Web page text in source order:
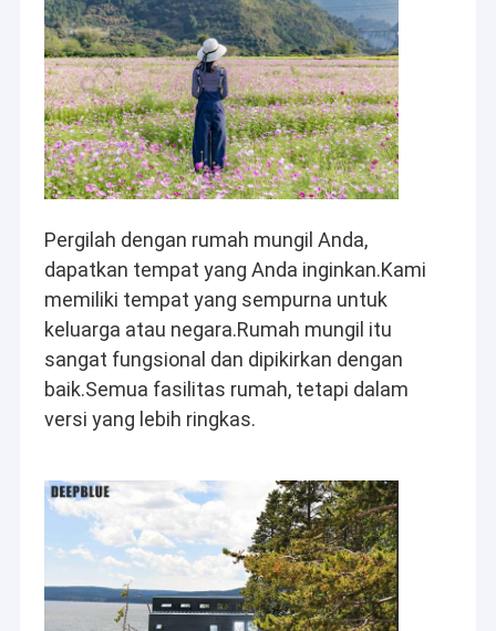
Pergilah dengan rumah mungil Anda,
dapatkan tempat yang Anda inginkan.Kami
memiliki tempat yang sempurna untuk
keluarga atau negara.Rumah mungil itu
sangat fungsional dan dipikirkan dengan
baik.Semua fasilitas rumah, tetapi dalam
versi yang lebih ringkas.